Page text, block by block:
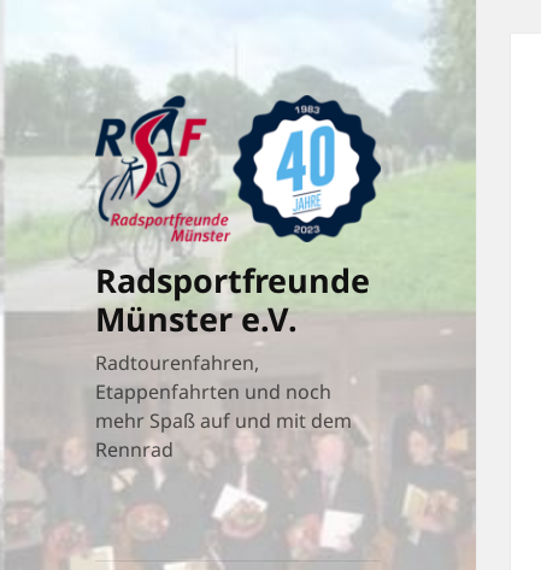
Radsportfreunde
Münster e.V.
Radtourenfahren,
Etappenfahrten und noch
mehr Spaß auf und mit dem
Rennrad